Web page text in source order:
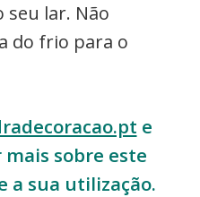
seu lar. Não
do frio para o
e
sobre este
a sua utilização.